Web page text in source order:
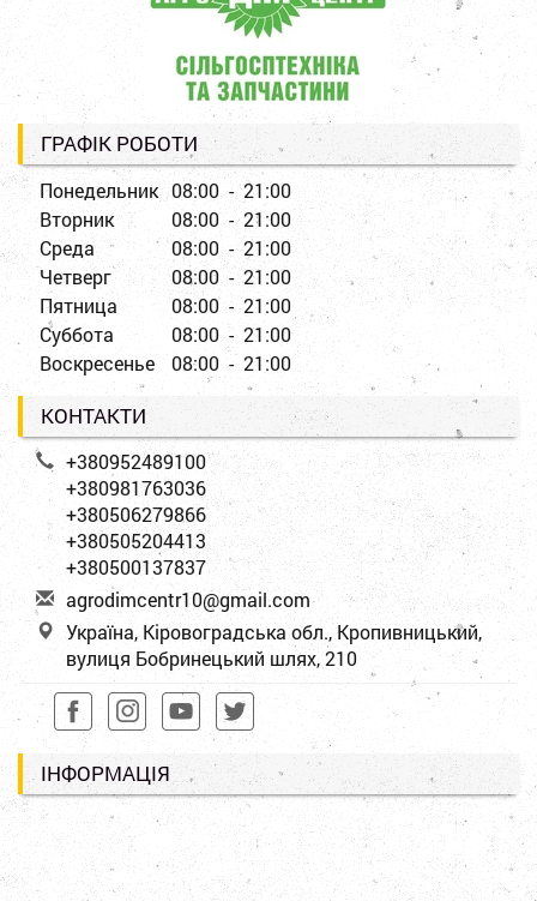
ГРАФІК РОБОТИ
Понедельник 08:00 - 21:00
Вторник
08:00 - 21:00
Среда
08:00 - 21:00
Четверг
08:00 - 21:00
Пятница
08:00 - 21:00
Суббота
08:00 - 21:00
Воскресенье
08:00 - 21:00
КОНТАКТИ
+380952489100
+380981763036
+380506279866
+380505204413
+380500137837
agrodimcentr10@gmail.com
Україна, Кіровоградська обл., Кропивницький,
вулиця Бобринецький шлях, 210
ІНФОРМАЦІЯ